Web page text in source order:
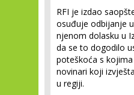
RFI je izdao
osuđuje odbijanje
njenom dolasku u
da se to dogodilo
poteškoća s
novinari koji
u regiji.